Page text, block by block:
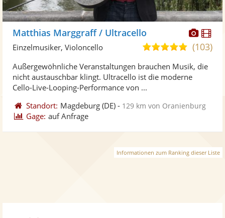
Fotos
Matthias Marggraff / Ultracello
5,0
5
(103)
Einzelmusiker, Violoncello
Außergewöhnliche Veranstaltungen brauchen Musik, die
nicht austauschbar klingt. Ultracello ist die moderne
Cello-Live-Looping-Performance von ...
Standort: Magdeburg (DE) - 129 km von Oranienburg
Gage: auf Anfrage
Informationen zum Ranking dieser Liste